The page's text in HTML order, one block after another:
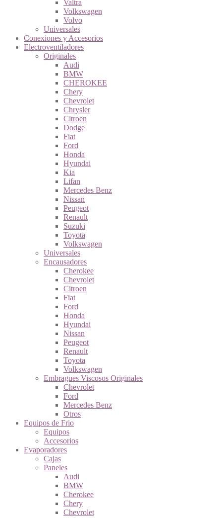
Valtra
Volkswagen
Volvo
Universales
Conexiones y Accesorios
Electroventiladores
Originales
Audi
BMW
CHEROKEE
Chery
Chevrolet
Chrysler
Citroen
Dodge
Fiat
Ford
Honda
Hyundai
Kia
Lifan
Mercedes Benz
Nissan
Peugeot
Renault
Suzuki
Toyota
Volkswagen
Universales
Encausadores
Cherokee
Chevrolet
Citroen
Fiat
Ford
Honda
Hyundai
Nissan
Peugeot
Renault
Toyota
Volkswagen
Embragues Viscosos Originales
Chevrolet
Ford
Mercedes Benz
Otros
Equipos de Frio
Equipos
Accesorios
Evaporadores
Cajas
Paneles
Audi
BMW
Cherokee
Chery
Chevrolet